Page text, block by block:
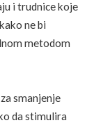
i trudnice koje
ne bi
metodom
smanjenje
da stimulira